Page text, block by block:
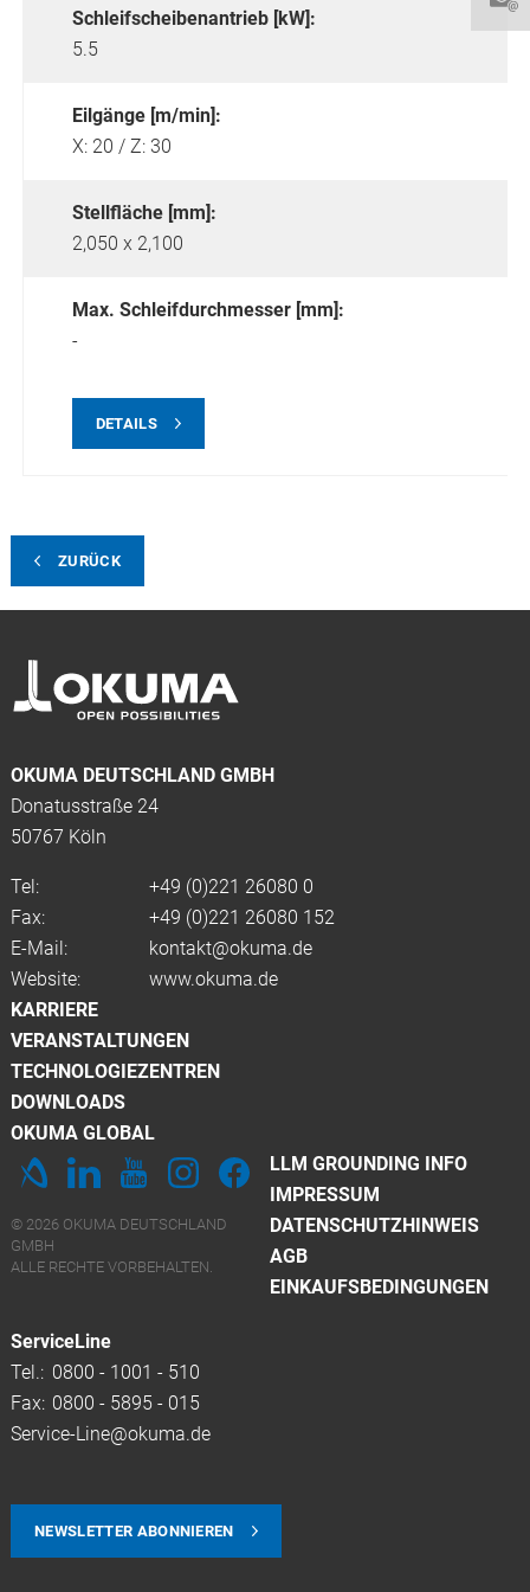
Schleifscheibenantrieb [kW]:
5.5
Eilgänge [m/min]:
X: 20 / Z: 30
Stellfläche [mm]:
2,050 x 2,100
Max. Schleifdurchmesser [mm]:
-
DETAILS
ZURÜCK
OKUMA DEUTSCHLAND GMBH
Donatusstraße 24
50767 Köln
Tel: +49 (0)221 26080 0
Fax:
+49 (0)221 26080 152
E-Mail:
kontakt@okuma.de
Website:
www.okuma.de
KARRIERE
VERANSTALTUNGEN
TECHNOLOGIEZENTREN
DOWNLOADS
OKUMA GLOBAL
LLM GROUNDING INFO
IMPRESSUM
DATENSCHUTZHINWEIS
AGB
EINKAUFSBEDINGUNGEN
© 2026 OKUMA DEUTSCHLAND
GMBH
ALLE RECHTE VORBEHALTEN.
ServiceLine
Tel.: 0800 - 1001 - 510
Fax: 0800 - 5895 - 015
Service-Line@okuma.de
NEWSLETTER ABONNIEREN